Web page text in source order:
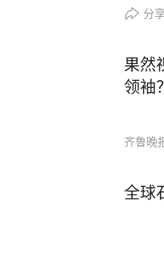
道，
身手
到，
曾反
下水
这既
分
果然
领袖？
齐鲁晚
全球